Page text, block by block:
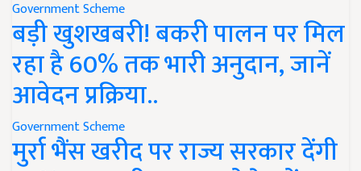
Government Scheme
बड़ी खुशखबरी! बकरी पालन पर मिल
रहा है 60% तक भारी अनुदान, जानें
आवेदन प्रक्रिया..
Government Scheme
मुर्रा भैंस खरीद पर राज्य सरकार देंगी